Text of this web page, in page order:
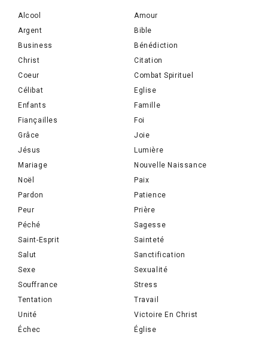
Alcool
Amour
Argent
Bible
Business
Bénédiction
Christ
Citation
Coeur
Combat Spirituel
Célibat
Eglise
Enfants
Famille
Fiançailles
Foi
Grâce
Joie
Jésus
Lumière
Mariage
Nouvelle Naissance
Noël
Paix
Pardon
Patience
Peur
Prière
Péché
Sagesse
Saint-Esprit
Sainteté
Salut
Sanctification
Sexe
Sexualité
Souffrance
Stress
Tentation
Travail
Unité
Victoire En Christ
Échec
Église